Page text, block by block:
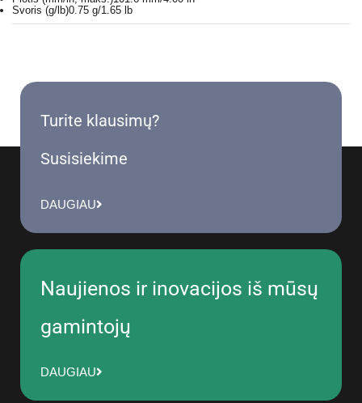
Svoris (g/lb)0.75 g/1.65 lb
Turite klausimų?
Susisiekime
DAUGIAU
Naujienos ir inovacijos iš mūsų
gamintojų
DAUGIAU